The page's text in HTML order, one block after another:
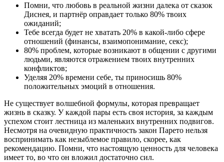
Помни, что любовь в реальной жизни далека от сказок
Диснея, и партнёр оправдает только 80% твоих
ожиданий;
Тебе всегда будет не хватать 20% в какой-либо сфере
отношений (финансы, взаимопонимание, секс);
80% проблем, которые возникают в общении с другими
людьми, являются отражением твоих внутренних
конфликтов;
Уделяя 20% времени себе, ты приносишь 80%
положительных эмоций в отношения.
Не существует волшебной формулы, которая превращает
жизнь в сказку. У каждой пары есть своя история, за каждым
успехом стоит лестница из маленьких внутренних подвигов.
Несмотря на очевидную практичность закон Парето нельзя
воспринимать как незыблемое правило, скорее, как
рекомендацию. Помни, что настоящую ценность для человека
имеет то, во что он вложил достаточно сил.